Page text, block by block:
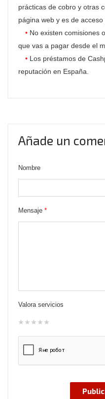
prácticas de cobro y otras
página web y es de
No existen comisiones
que vas a pagar desde el
Los préstamos de
reputación en España.
Añade un
Nombre
Mensaje *
Valora servicios